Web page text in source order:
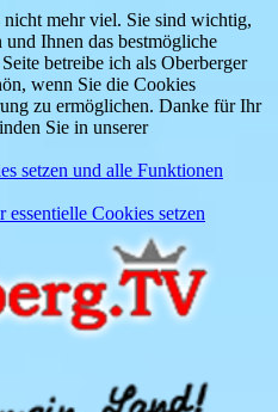
mehr viel. Sie sind wichtig,
Ihnen das bestmögliche
betreibe ich als Oberberger
wenn Sie die Cookies
zu ermöglichen. Danke für Ihr
Sie in unserer
setzen und alle Funktionen
Cookies setzen